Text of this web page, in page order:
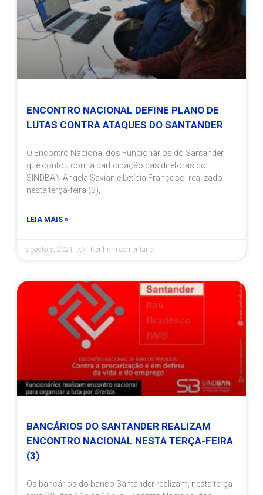
ENCONTRO NACIONAL DEFINE PLANO DE
LUTAS CONTRA ATAQUES DO SANTANDER
O Encontro Nacional dos Funcionários do Santander,
que contou com a participação das diretoras do
SINDBAN Angela Savian e Letícia Françoso, realizado
nesta terça-feira (3),
LEIA MAIS »
agosto 5, 2021 Nenhum comentário
BANCÁRIOS DO SANTANDER REALIZAM
ENCONTRO NACIONAL NESTA TERÇA-FEIRA
(3)
Os bancários do banco Santander realizam, nesta terça-